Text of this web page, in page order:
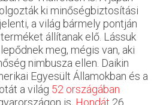
ki minőségbiztosítási
a világ bármely pontján
állítanak elő. Lássuk
meg, mégis van, aki
nimbusza ellen. Daikin
Egyesült Államokban és a
a világ 52 országában
is, Hondát 26